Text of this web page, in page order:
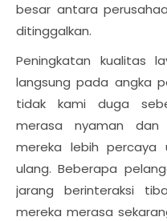
besar antara
ditinggalkan.
Peningkatan kualitas
langsung pada angka
tidak kami duga
merasa nyaman dan
mereka lebih percaya
ulang. Beberapa
jarang berinteraksi
mereka merasa